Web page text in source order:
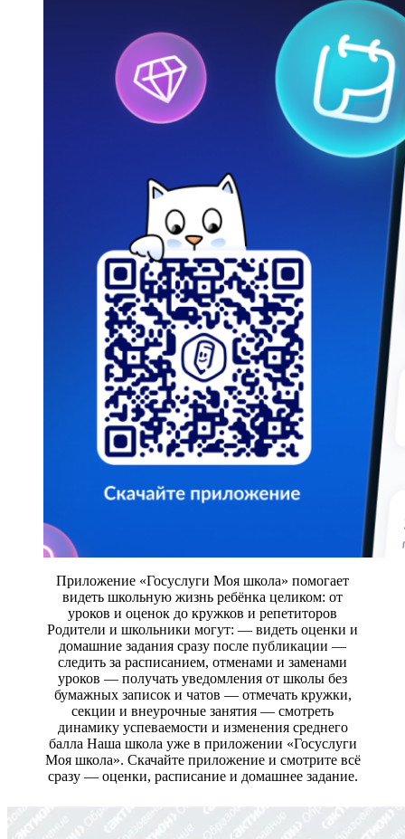
Приложение «Госуслуги Моя школа» помогает
видеть школьную жизнь ребёнка целиком: от
уроков и оценок до кружков и репетиторов
Родители и школьники могут: — видеть оценки и
домашние задания сразу после публикации —
следить за расписанием, отменами и заменами
уроков — получать уведомления от школы без
бумажных записок и чатов — отмечать кружки,
секции и внеурочные занятия — смотреть
динамику успеваемости и изменения среднего
балла Наша школа уже в приложении «Госуслуги
Моя школа». Скачайте приложение и смотрите всё
сразу — оценки, расписание и домашнее задание.